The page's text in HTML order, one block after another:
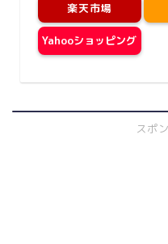
楽天市場
Yahooショッピング
スポ